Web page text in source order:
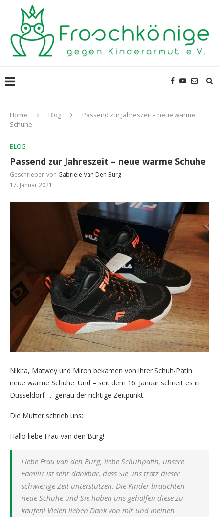
Home Blog
Passend zur Jahreszeit – neue warme
Schuhe
BLOG
Passend zur Jahreszeit – neue warme Schuhe
Geschrieben von Gabriele Van Den Burg
17. Januar 2021
Nikita, Matwey und Miron bekamen von ihrer Schuh-Patin
neue warme Schuhe. Und – seit dem 16. Januar schneit es in
Düsseldorf….. genau der richtige Zeitpunkt.
Die Mutter schrieb uns:
Hallo liebe Frau van den Burg!
Liebe Frau van den Burg, liebe Schuhpatin, unsere
Familie ist sehr dankbar, dass Sie uns trotz dieser
schwierige Zeit unterstützen. Die Kinder brauchten
neue Schuhe und Sie haben uns geholfen diese zu
kaufen! Vielen lieben Dank von mir und meinen